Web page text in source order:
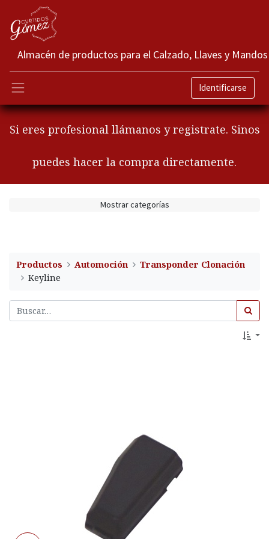
Almacén de productos para el Calzado, Llaves y Mandos
Identificarse
Si eres profesional llámanos y registrate. Sinos
puedes hacer la compra directamente.
Mostrar categorías
Productos Automoción
Transponder Clonación
Keyline